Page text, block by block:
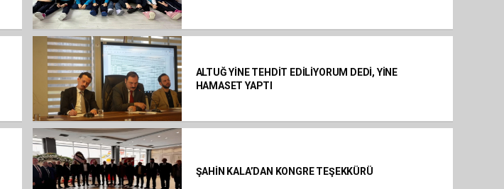
ALTUĞ YİNE TEHDİT EDİLİYORUM DEDİ, YİNE
HAMASET YAPTI
ŞAHİN KALA’DAN KONGRE TEŞEKKÜRÜ